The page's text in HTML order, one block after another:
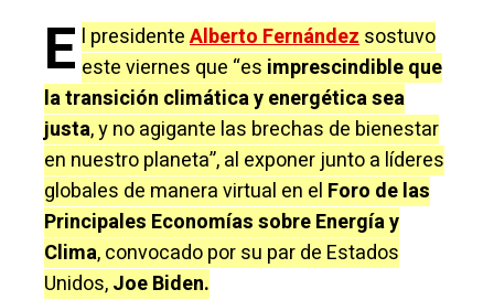
E l presidenteAlberto Fernándezsostuvo
este viernes que “es imprescindible que
la transición climática y energética sea
justa, y no agigante las brechas de bienestar
en nuestro planeta”, al exponer junto a líderes
globales de manera virtual en el Foro de las
Principales Economías sobre Energía y
Clima, convocado por su par de Estados
Unidos,Joe Biden.